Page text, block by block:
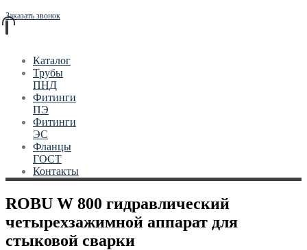
Заказать звонок
Каталог
Трубы
ПНД
Фитинги
ПЭ
Фитинги
ЭС
Фланцы
ГОСТ
Контакты
ROBU W 800 гидравлический
четырехзажимной аппарат для
стыковой сварки